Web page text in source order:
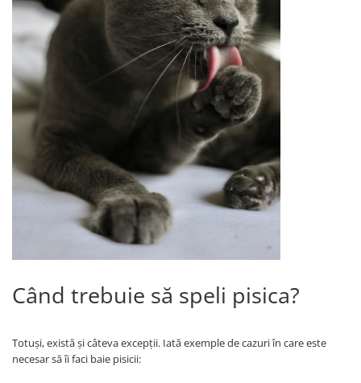
Când trebuie să speli pisica?
Totuși, există și câteva excepții. Iată exemple de cazuri în care este
necesar să îi faci baie pisicii: